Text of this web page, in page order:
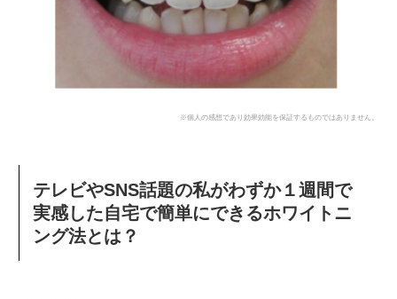
※個人の感想であり効果効能を保証するものではありません。
テレビやSNS話題の私がわずか１週間で
実感した自宅で簡単にできるホワイトニ
ング法とは？